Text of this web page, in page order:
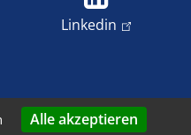
Linkedin
Alle akzeptieren